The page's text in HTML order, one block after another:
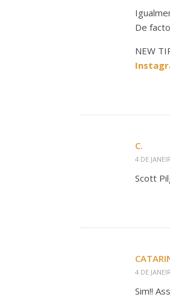
De
NEW
C.
4 DE
Scott
4 DE
Sim!!